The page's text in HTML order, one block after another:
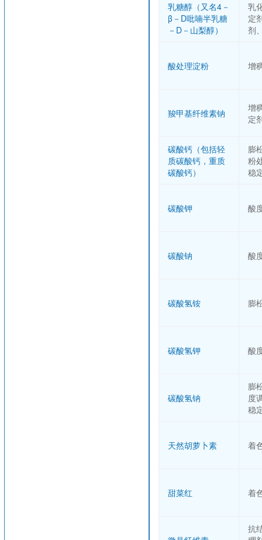
乳糖醇（又名4－
β－D吡喃半乳糖
－D－山梨醇）
乳
定
剂
酸处理淀粉 增
羧甲基纤维素钠
增
定
碳酸钙（包括轻
质碳酸钙，重质
碳酸钙）
膨
粉
稳
碳酸钾 酸
碳酸钠 酸
碳酸氢铵 膨
碳酸氢钾 酸
碳酸氢钠
膨
度
稳
天然胡萝卜素 着
甜菜红 着
抗